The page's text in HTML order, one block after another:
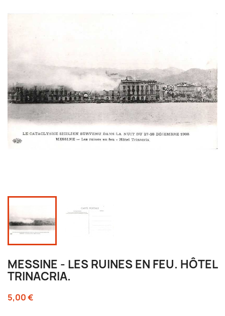
MESSINE - LES RUINES EN FEU. HÔTEL
TRINACRIA.
5,00 €